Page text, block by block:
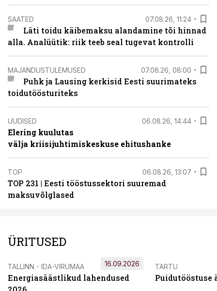
SAATED 07.08.26, 11:24
Läti toidu käibemaksu alandamine tõi hinnad
alla. Analüütik: riik teeb seal tugevat kontrolli
MAJANDUSTULEMUSED 07.08.26, 08:00
Puhk ja Lausing kerkisid Eesti suurimateks
toidutöösturiteks
UUDISED 06.08.26, 14:44
Elering kuulutas
välja kriisijuhtimiskeskuse ehitushanke
TOP 06.08.26, 13:07
TOP 231 | Eesti tööstussektori suuremad
maksuvõlglased
ÜRITUSED
TALLINN - IDA-VIRUMAA
Energiasäästlikud lahendused
16.09.2026 TARTU
Puidutööstuse